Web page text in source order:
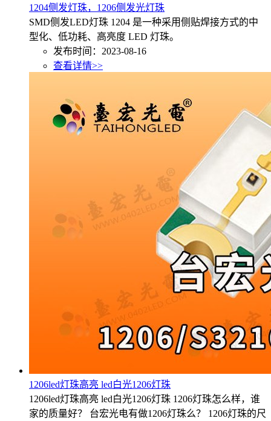
1204侧发灯珠，1206侧发光灯珠
SMD侧发LED灯珠 1204 是一种采用侧贴焊接方式的中
型化、低功耗、高亮度 LED 灯珠。
发布时间：2023-08-16
查看详情>>
1206led灯珠高亮 led白光1206灯珠
1206led灯珠高亮 led白光1206灯珠 1206灯珠怎么样，谁
家的质量好？ 台宏光电有做1206灯珠么？ 1206灯珠的尺